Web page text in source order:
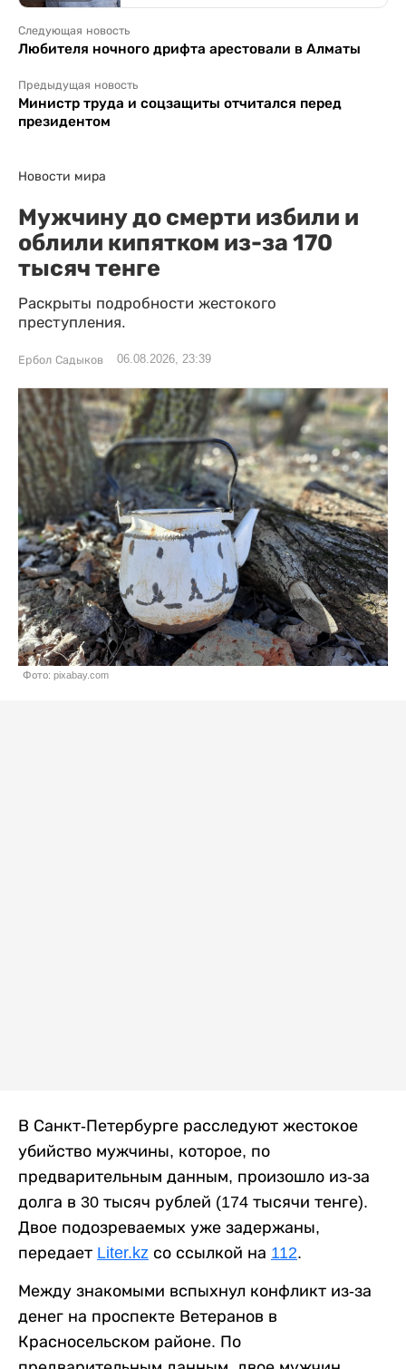
Следующая новость
Любителя ночного дрифта арестовали в Алматы
Предыдущая новость
Министр труда и соцзащиты отчитался перед
президентом
Новости мира
Мужчину до смерти избили и
облили кипятком из-за 170
тысяч тенге
Раскрыты подробности жестокого
преступления.
Ербол Садыков 06.08.2026, 23:39
Фото: pixabay.com
В Санкт-Петербурге расследуют жестокое
убийство мужчины, которое, по
предварительным данным, произошло из-за
долга в 30 тысяч рублей (174 тысячи тенге).
Двое подозреваемых уже задержаны,
передает Liter.kz со ссылкой на 112.
Между знакомыми вспыхнул конфликт из-за
денег на проспекте Ветеранов в
Красносельском районе. По